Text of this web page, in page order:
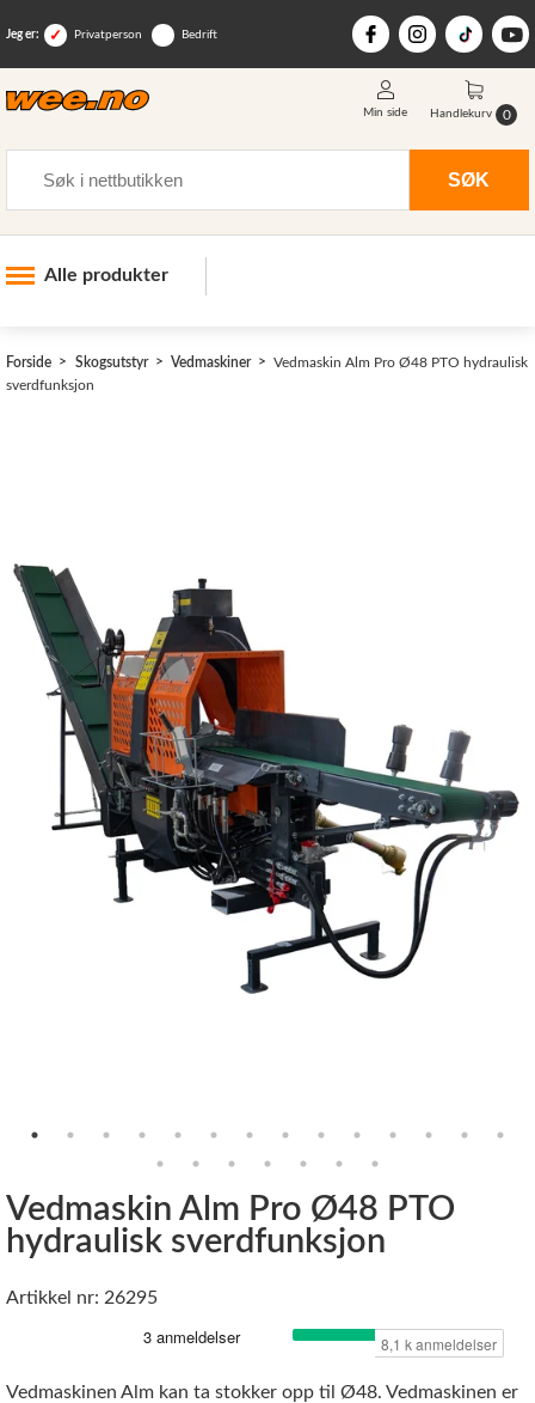
Jeg er: Privatperson Bedrift
SØK
Min side Handlekurv 0
Alle produkter
Skogsutstyr
Nye Wee produkter
Tilbud
Lagertømming
Aktuelt
Kundeservice
Leasing
Forside Skogsutstyr Vedmaskiner
Vedmaskin Alm Pro Ø48 PTO hydraulisk
sverdfunksjon
Vedmaskin Alm Pro Ø48 PTO
hydraulisk sverdfunksjon
Artikkel nr: 26295
Vedmaskinen Alm kan ta stokker opp til Ø48. Vedmaskinen er